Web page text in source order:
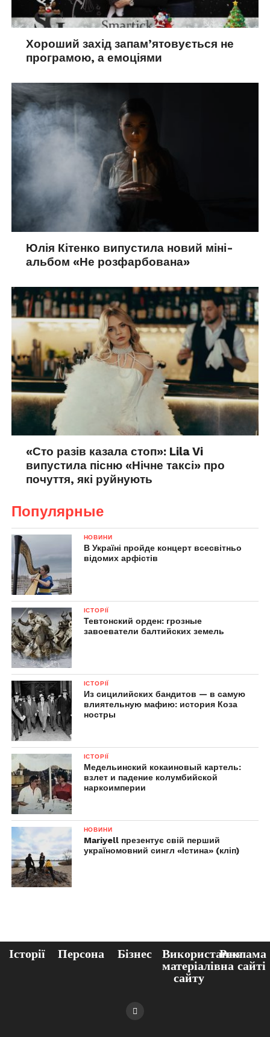
Хороший захід запам’ятовується не
програмою, а емоціями
Юлія Кітенко випустила новий міні-
альбом «Не розфарбована»
«Сто разів казала стоп»: Lila Vi
випустила пісню «Нічне таксі» про
почуття, які руйнують
Популярные
НОВИНИ
В Україні пройде концерт всесвітньо
відомих арфістів
ІСТОРІЇ
Тевтонский орден: грозные
завоеватели балтийских земель
ІСТОРІЇ
Из сицилийских бандитов — в самую
влиятельную мафию: история Коза
ностры
ІСТОРІЇ
Медельинский кокаиновый картель:
взлет и падение колумбийской
наркоимперии
НОВИНИ
Mariyell презентує свій перший
україномовний сингл «Істина» (кліп)
Історії Персона Бізнес
Використання
матеріалів
сайту
Реклама
на сайті